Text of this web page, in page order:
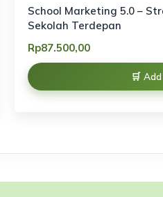
School Marketing 5.0 –
Sekolah Terdepan
Rp87.500,00